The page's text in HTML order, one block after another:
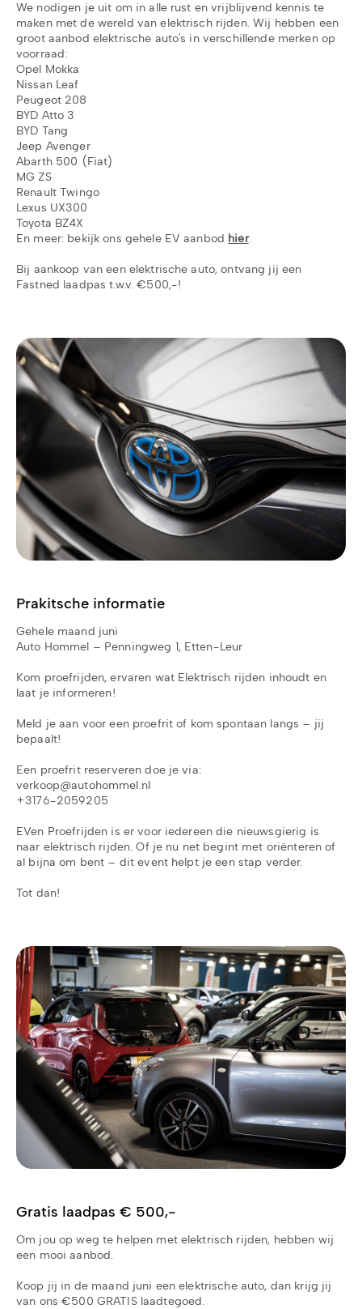
We nodigen je uit om in alle rust en vrijblijvend kennis te
maken met de wereld van elektrisch rijden. Wij hebben een
groot aanbod elektrische auto's in verschillende merken op
voorraad:
Opel Mokka
Nissan Leaf
Peugeot 208
BYD Atto 3
BYD Tang
Jeep Avenger
Abarth 500 (Fiat)
MG ZS
Renault Twingo
Lexus UX300
Toyota BZ4X
En meer: bekijk ons gehele EV aanbod hier.
Bij aankoop van een elektrische auto, ontvang jij een
Fastned laadpas t.w.v. €500,-!
Prakitsche informatie
Gehele maand juni
Auto Hommel – Penningweg 1, Etten-Leur
Kom proefrijden, ervaren wat Elektrisch rijden inhoudt en
laat je informeren!
Meld je aan voor een proefrit of kom spontaan langs – jij
bepaalt!
Een proefrit reserveren doe je via:
verkoop@autohommel.nl
+3176-2059205
EVen Proefrijden is er voor iedereen die nieuwsgierig is
naar elektrisch rijden. Of je nu net begint met oriënteren of
al bijna om bent – dit event helpt je een stap verder.
Tot dan!
Gratis laadpas € 500,-
Om jou op weg te helpen met elektrisch rijden, hebben wij
een mooi aanbod.
Koop jij in de maand juni een elektrische auto, dan krijg jij
van ons €500 GRATIS laadtegoed.